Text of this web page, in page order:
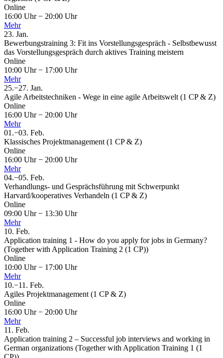
Online
16:00 Uhr− 20:00 Uhr
Mehr
23. Jan.
Bewerbungstraining 3: Fit ins Vorstellungsgespräch - Selbstbewusst
das Vorstellungsgespräch durch aktives Training meistern
Online
10:00 Uhr− 17:00 Uhr
Mehr
25.−27. Jan.
Agile Arbeitstechniken - Wege in eine agile Arbeitswelt (1 CP & Z)
Online
16:00 Uhr− 20:00 Uhr
Mehr
01.−03. Feb.
Klassisches Projektmanagement (1 CP & Z)
Online
16:00 Uhr− 20:00 Uhr
Mehr
04.−05. Feb.
Verhandlungs- und Gesprächsführung mit Schwerpunkt
Harvard/kooperatives Verhandeln (1 CP & Z)
Online
09:00 Uhr− 13:30 Uhr
Mehr
10. Feb.
Application training 1 - How do you apply for jobs in Germany?
(Together with Application Training 2 (1 CP))
Online
10:00 Uhr− 17:00 Uhr
Mehr
10.−11. Feb.
Agiles Projektmanagement (1 CP & Z)
Online
16:00 Uhr− 20:00 Uhr
Mehr
11. Feb.
Application training 2 – Successful job interviews and working in
German organizations (Together with Application Training 1 (1